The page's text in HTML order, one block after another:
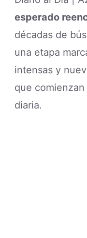
esperado
décadas de
una etapa
intensas y
que
diaria.